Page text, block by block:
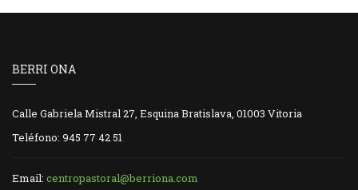
BERRI ONA
Calle Gabriela Mistral 27, Esquina Bratislava, 01003 Vitoria
Teléfono: 945 77 42 51
Email: centropastoral@berriona.com